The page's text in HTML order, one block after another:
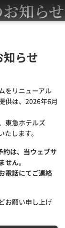
知らせ
らせ
をリニューアル
供は、2026年6月
東急ホテルズ
します。
約は、当ウェブサ
ん。
電話にてご連絡
お願い申し上げ